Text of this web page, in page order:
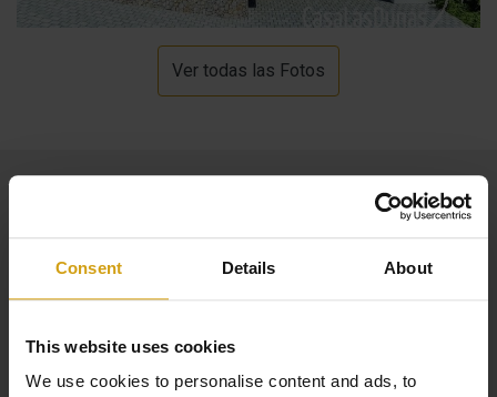
Consent Details About
This website uses cookies
We use cookies to personalise content and ads, to
Ver todas las Fotos